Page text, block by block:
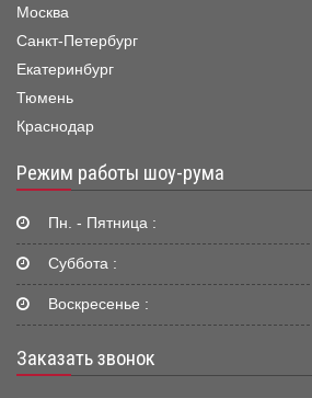
Москва
Санкт-Петербург
Екатеринбург
Тюмень
Краснодар
Режим работы шоу-рума
Пн. - Пятница :
Суббота :
Воскресенье :
Заказать звонок